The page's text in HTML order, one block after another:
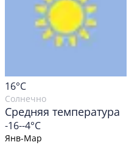
16°C
Солнечно
Средняя температура
-16--4°C
Янв-Мар